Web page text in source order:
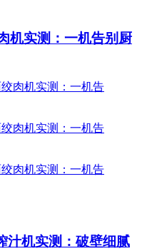
机实测：一机告别厨
汁机实测：破壁细腻